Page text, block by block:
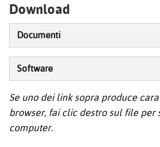
Download
Documenti
Software
Se uno dei link sopra produce
browser, fai clic destro sul file per
computer.